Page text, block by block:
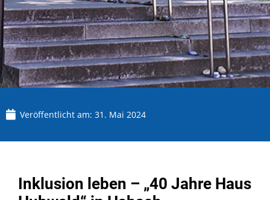
Veröffentlicht am: 31. Mai 2024
Inklusion leben – „40 Jahre Haus